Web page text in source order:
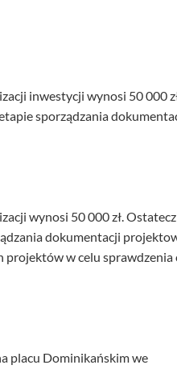
inwestycji wynosi 50 000
sporządzania
wynosi 50 000 zł.
dokumentacji
projektów w celu sprawdzenia
placu Dominikańskim we